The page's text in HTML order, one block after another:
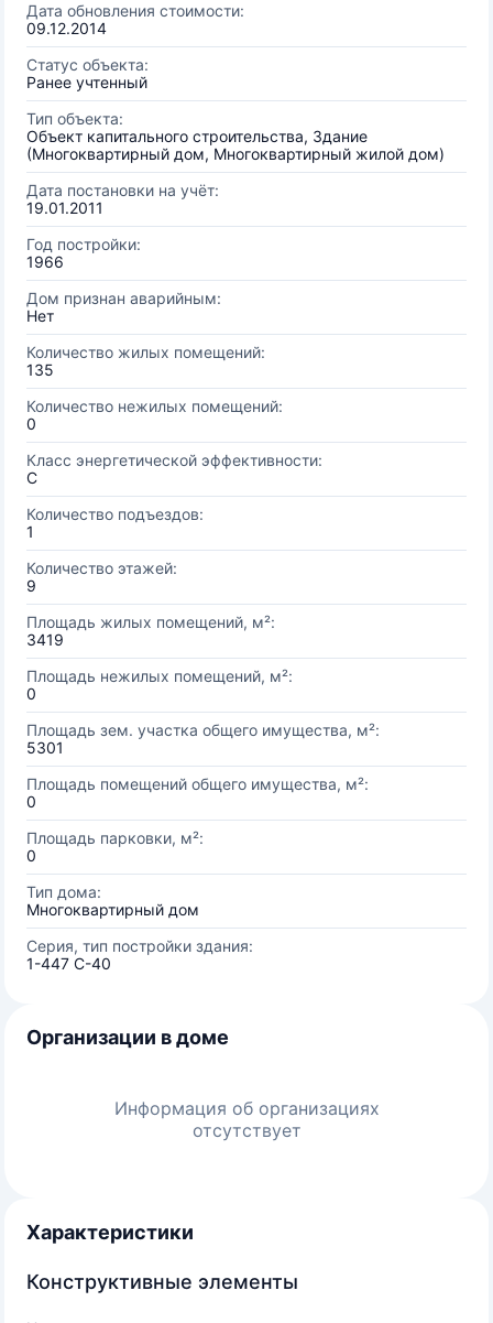
Дата обновления стоимости:
09.12.2014
Статус объекта:
Ранее учтенный
Тип объекта:
Объект капитального строительства, Здание
(Многоквартирный дом, Многоквартирный жилой дом)
Дата постановки на учёт:
19.01.2011
Год постройки:
1966
Дом признан аварийным:
Нет
Количество жилых помещений:
135
Количество нежилых помещений:
0
Класс энергетической эффективности:
C
Количество подъездов:
1
Количество этажей:
9
Площадь жилых помещений, м²:
3419
Площадь нежилых помещений, м²:
0
Площадь зем. участка общего имущества, м²:
5301
Площадь помещений общего имущества, м²:
0
Площадь парковки, м²:
0
Тип дома:
Многоквартирный дом
Серия, тип постройки здания:
1-447 С-40
Организации в доме
Информация об организациях
отсутствует
Характеристики
Конструктивные элементы